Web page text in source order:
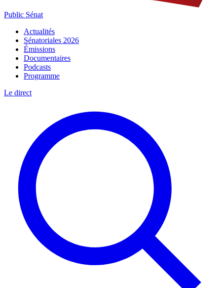
Public Sénat
Actualités
Sénatoriales 2026
Émissions
Documentaires
Podcasts
Programme
Le direct